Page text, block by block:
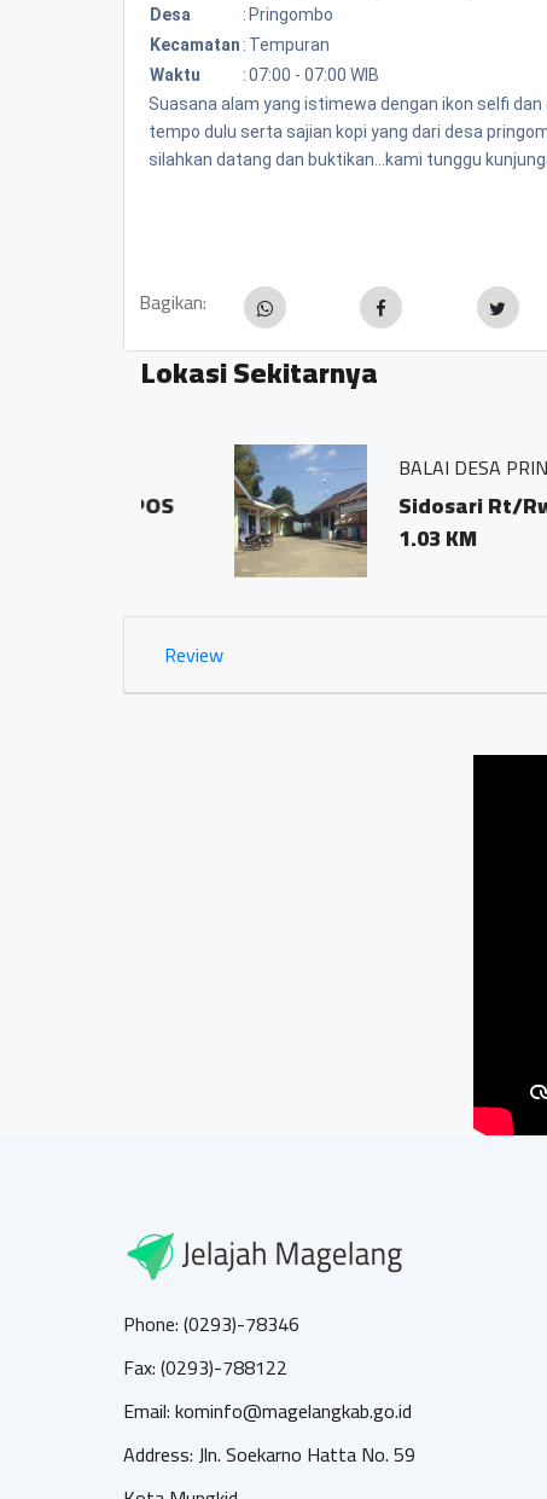
Desa
: Pringombo
Kecamatan : Tempuran
Waktu
:07:00 - 07:00 WIB
Suasana alam yang istimewa dengan ikon selfi
tempo dulu serta sajian kopi yang dari desa
silahkan datang dan buktikan...kami tunggu
Bagikan:
Lokasi Sekitarnya
BALAI DESA PRINGOMBO
Sidosari Rt/Rw 01/01
1.03 KM
Review
Phone: (0293)-78346
Fax: (0293)-788122
Email: kominfo@magelangkab.go.id
Address: Jln. Soekarno Hatta No. 59